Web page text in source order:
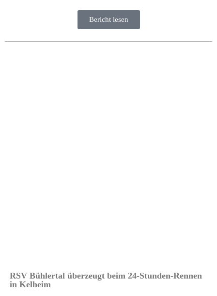
Bericht lesen
RSV Bühlertal überzeugt beim 24-Stunden-Rennen
in Kelheim